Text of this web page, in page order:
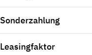
Sonderzahlung
Leasingfaktor